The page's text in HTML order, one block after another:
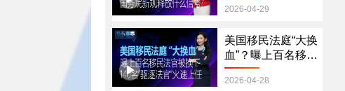
规释放什么信号？
2026-04-29
美国移民法庭“大换
血”？曝上百名移民
法官被换下 140
名“驱逐法官”火速
2026-04-28